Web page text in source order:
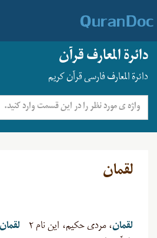
دائرة المعارف قرآن
دائرة المعارف فارسی قرآن کریم
لقمان
لقمان
، مردی حکیم، این نام ۲
لقمان